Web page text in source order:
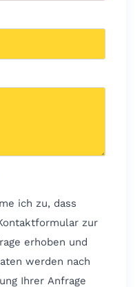
ich zu, dass
zur
erhoben und
werden nach
Ihrer Anfrage